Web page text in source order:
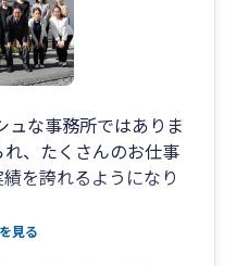
ュな事務所ではありま
、たくさんのお仕事
を誇れるようになり
り地域の皆様へお仕
見る